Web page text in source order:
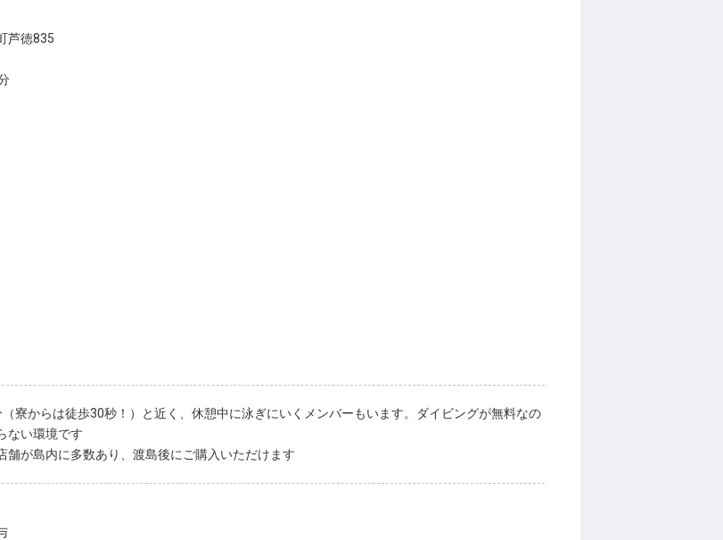
芦徳835
（寮からは徒歩30秒！）と近く、休憩中に泳ぎにいくメンバーもいます。ダイビングが無料なの
ない環境です
舗が島内に多数あり、渡島後にご購入いただけます